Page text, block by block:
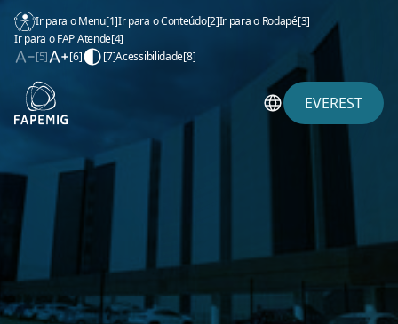
Ir para o Menu[1]Ir para o Conteúdo[2]Ir para o Rodapé[3]
Ir para o FAP Atende[4]
[5]
[6] [7]Acessibilidade[8]
EVEREST